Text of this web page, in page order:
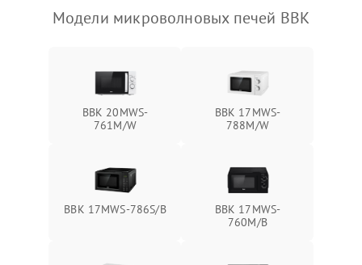
Сломался трансформатор Подробнее →
Модели микроволновых печей BBK
BBK 20MWS-
761M/W
BBK 17MWS-
788M/W
BBK 17MWS-786S/B
BBK 17MWS-
760M/B